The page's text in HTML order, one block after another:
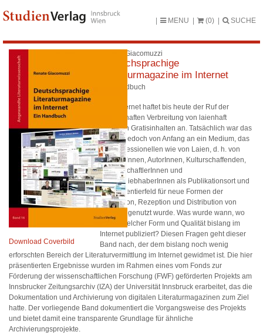
MENU (0) SUCHE
Download Coverbild
Renate Giacomuzzi
Deutschsprachige
Literaturmagazine im Internet
Ein Handbuch
Dem Internet haftet bis heute der Ruf der
massenhaften Verbreitung von laienhaft
erstellten Gratisinhalten an. Tatsächlich war das
Internet jedoch von Anfang an ein Medium, das
von Professionellen wie von Laien, d. h. von
KünstlerInnen, AutorInnen, Kulturschaffenden,
WissenschaftlerInnen und
LiteraturliebhaberInnen als Publikationsort und
Experimentierfeld für neue Formen der
Produktion, Rezeption und Distribution von
Literatur genutzt wurde. Was wurde wann, wo
und in welcher Form und Qualität bislang im
Internet publiziert? Diesen Fragen geht dieser
Band nach, der dem bislang noch wenig
erforschten Bereich der Literaturvermittlung im Internet gewidmet ist. Die hier
präsentierten Ergebnisse wurden im Rahmen eines vom Fonds zur
Förderung der wissenschaftlichen Forschung (FWF) geförderten Projekts am
Innsbrucker Zeitungsarchiv (IZA) der Universität Innsbruck erarbeitet, das die
Dokumentation und Archivierung von digitalen Literaturmagazinen zum Ziel
hatte. Der vorliegende Band dokumentiert die Vorgangsweise des Projekts
und bietet damit eine transparente Grundlage für ähnliche
Archivierungsprojekte.